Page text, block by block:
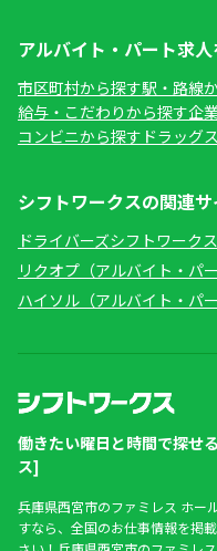
アルバイト・パート求
市区町村から探す駅・路線
給与・こだわりから探す企
コンビニから探す ドラッグ
シフトワークスの関連サ
ドライバーズシフトワークス
リクオプ（アルバイト・パ
ハイソル（アルバイト・パ
働きたい曜日と時間で探せ
ス]
兵庫県西宮市のファミレス ホー
すなら、全国のお仕事情報を掲